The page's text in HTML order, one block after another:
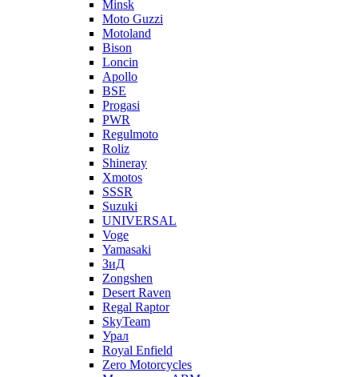
Minsk
Moto Guzzi
Motoland
Bison
Loncin
Apollo
BSE
Progasi
PWR
Regulmoto
Roliz
Shineray
Xmotos
SSSR
Suzuki
UNIVERSAL
Voge
Yamasaki
ЗиД
Zongshen
Desert Raven
Regal Raptor
SkyTeam
Урал
Royal Enfield
Zero Motorcycles